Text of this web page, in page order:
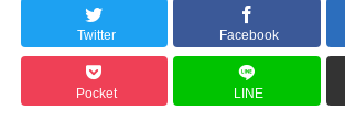
Twitter Facebook
Pocket LINE